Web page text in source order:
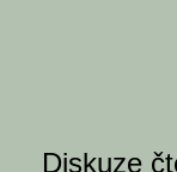
Diskuze